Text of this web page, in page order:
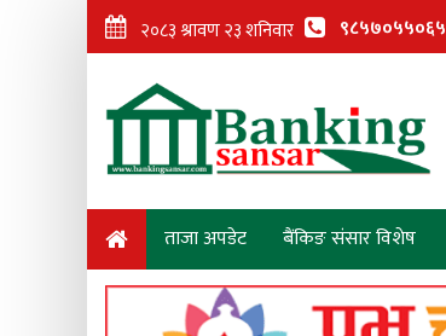
९८५७०५५०६५
ताजा अपडेट बैंकिङ संसार विशेष